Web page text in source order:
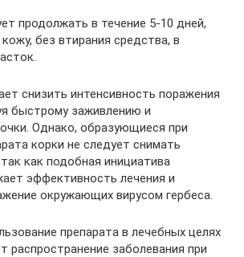
продолжать в течение 5-10 дней,
без втирания средства, в
снизить интенсивность поражения
быстрому заживлению и
Однако, образующиеся при
корки не следует снимать
как подобная инициатива
эффективность лечения и
окружающих вирусом гербеса.
препарата в лечебных целях
распространение заболевания при